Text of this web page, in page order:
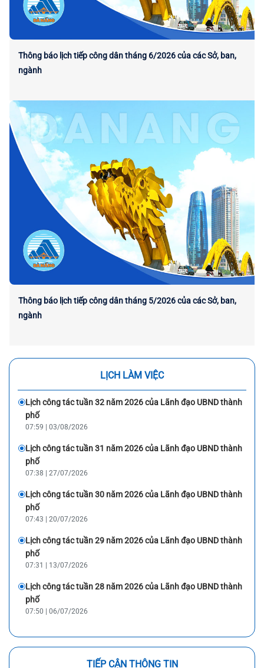
Thông báo lịch tiếp công dân tháng 6/2026 của các Sở, ban,
ngành
Thông báo lịch tiếp công dân tháng 5/2026 của các Sở, ban,
ngành
LỊCH LÀM VIỆC
Lịch công tác tuần 32 năm 2026 của Lãnh đạo UBND thành
phố
07:59 | 03/08/2026
Lịch công tác tuần 31 năm 2026 của Lãnh đạo UBND thành
phố
07:38 | 27/07/2026
Lịch công tác tuần 30 năm 2026 của Lãnh đạo UBND thành
phố
07:43 | 20/07/2026
Lịch công tác tuần 29 năm 2026 của Lãnh đạo UBND thành
phố
07:31 | 13/07/2026
Lịch công tác tuần 28 năm 2026 của Lãnh đạo UBND thành
phố
07:50 | 06/07/2026
TIẾP CẬN THÔNG TIN